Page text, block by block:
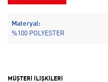
Materyal:
%100 POLYESTER
MÜŞTERİ İLİŞKİLERİ